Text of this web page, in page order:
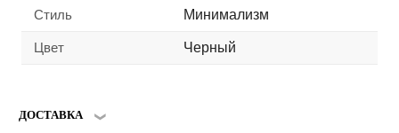
Стиль Минимализм
Цвет Черный
ДОСТАВКА